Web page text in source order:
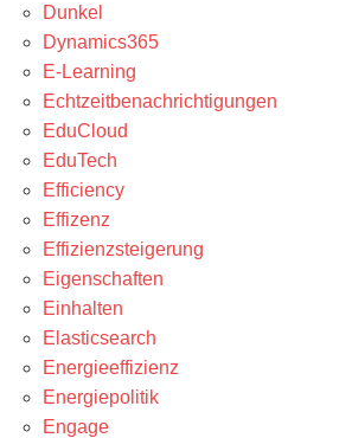
Dunkel
Dynamics365
E-Learning
Echtzeitbenachrichtigungen
EduCloud
EduTech
Efficiency
Effizenz
Effizienzsteigerung
Eigenschaften
Einhalten
Elasticsearch
Energieeffizienz
Energiepolitik
Engage